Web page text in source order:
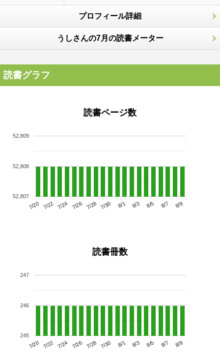
プロフィール詳細
うしさんの7月の読書メーター
読書グラフ
読書ページ数
7/20 7/22 7/24 7/26 7/28 7/30 8/1 8/3 8/5 8/7 8/9
52,807
52,808
52,809
読書冊数
7/20 7/22 7/24 7/26 7/28 7/30 8/1 8/3 8/5 8/7 8/9
245
246
247